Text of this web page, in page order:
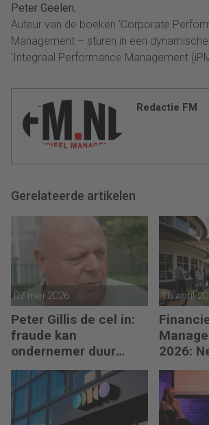
Peter Geelen,
Auteur van de boeken ‘Corporate
Management – sturen in een dynamische
‘Integraal Performance Management
Redactie FM
Gerelateerde artikelen
07 mei 2026
Peter Gillis de cel in:
fraude kan
ondernemer duur
komen te staan
16 april
2026:
hand